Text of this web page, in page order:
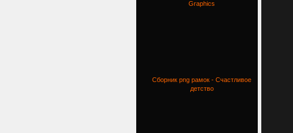
Graphics
Сборник png рамок - Счастливое
детство